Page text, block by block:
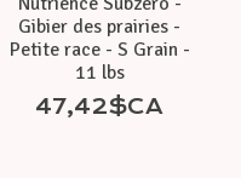
Gibier des prairies -
Petite race - S Grain -
11 lbs
47,42$CA